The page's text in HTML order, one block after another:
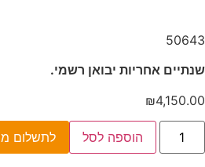
50643
שנתיים אחריות יבואן רשמי.
₪4,150.00
הוספה לסל לתשלום